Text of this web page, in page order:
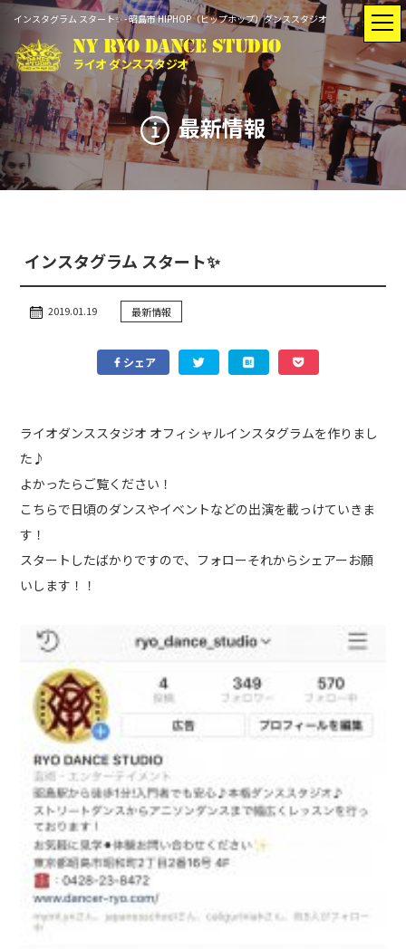
トップ 最新情報
レッスン
スケジュール
スタジオ
Q&A 動画紹介
フォト アクセス
お電話でのお問い合わせはこちら
090-6477-8472
インスタグラム スタート✨ - 昭島市 HIPHOP（ヒップホップ）ダンススタジオ
NY RYO DANCE STUDIO
ライオ ダンススタジオ
最新情報
インスタグラム スタート✨
2019.01.19 最新情報
シェア
ライオダンススタジオ オフィシャルインスタグラムを作りまし
た♪
よかったらご覧ください！
こちらで日頃のダンスやイベントなどの出演を載っけていきま
す！
スタートしたばかりですので、フォローそれからシェアーお願
いします！！